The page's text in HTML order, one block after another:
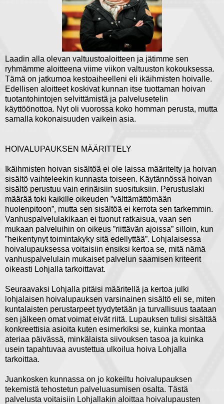
Laadin alla olevan valtuustoaloitteen ja jätimme sen
ryhmämme aloitteena viime viikon valtuuston kokouksessa.
Tämä on jatkumoa kestoaiheelleni eli ikäihmisten hoivalle.
Edellisen aloitteet koskivat kunnan itse tuottaman hoivan
tuotantohintojen selvittämistä ja palvelusetelin
käyttöönottoa. Nyt oli vuorossa koko homman perusta, mutta
samalla kokonaisuuden vaikein asia.
HOIVALUPAUKSEN MÄÄRITTELY
Ikäihmisten hoivan sisältöä ei ole laissa määritelty ja hoivan
sisältö vaihteleekin kunnasta toiseen. Käytännössä hoivan
sisältö perustuu vain erinäisiin suosituksiin. Perustuslaki
määrää toki kaikille oikeuden ”välttämättömään
huolenpitoon”, mutta sen sisältöä ei kerrota sen tarkemmin.
Vanhuspalvelulakikaan ei tuonut ratkaisua, vaan sen
mukaan palveluihin on oikeus ”riittävän ajoissa” silloin, kun
”heikentynyt toimintakyky sitä edellyttää”. Lohjalaisessa
hoivalupauksessa voitaisiin ensiksi kertoa se, mitä nämä
vanhuspalvelulain mukaiset palvelun saamisen kriteerit
oikeasti Lohjalla tarkoittavat.
Seuraavaksi Lohjalla pitäisi määritellä ja kertoa julki
lohjalaisen hoivalupauksen varsinainen sisältö eli se, miten
kuntalaisten perustarpeet tyydytetään ja turvallisuus taataan
sen jälkeen omat voimat eivät riitä. Lupauksen tulisi sisältää
konkreettisia asioita kuten esimerkiksi se, kuinka montaa
ateriaa päivässä, minkälaista siivouksen tasoa ja kuinka
usein tapahtuvaa avustettua ulkoilua hoiva Lohjalla
tarkoittaa.
Juankosken kunnassa on jo kokeiltu hoivalupauksen
tekemistä tehostetun palveluasumisen osalta. Tästä
palvelusta voitaisiin Lohjallakin aloittaa hoivalupausten